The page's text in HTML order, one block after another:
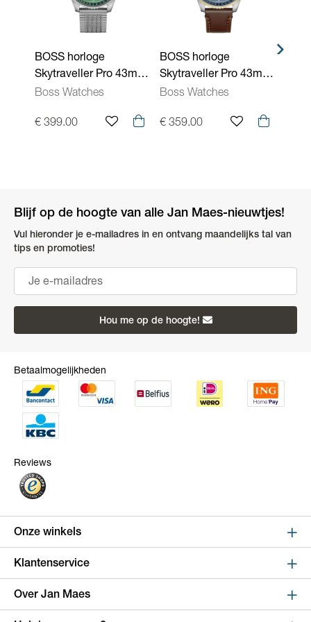
BOSS horloge
Skytraveller Pro 43mm
1514347
Boss Watches
€ 399.00
BOSS horloge
Skytraveller Pro 43mm
1514346
Boss Watches
€ 359.00
Blijf op de hoogte van alle Jan Maes-nieuwtjes!
Vul hieronder je e-mailadres in en ontvang maandelijks tal van
tips en promoties!
Hou me op de hoogte!
Betaalmogelijkheden
Reviews
Onze winkels
Sint Niklaas
Kapelstraat 100, shop 123
9100 Sint-Niklaas
Klantenservice
Online bestellen en betalen
Over Jan Maes